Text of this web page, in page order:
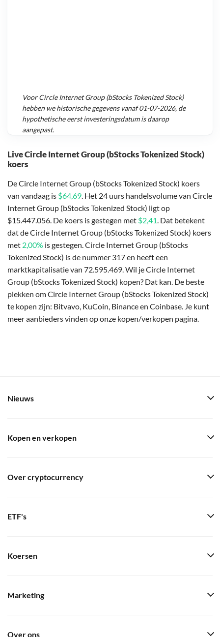
Live Circle Internet Group (bStocks Tokenized Stock)
koers
De Circle Internet Group (bStocks Tokenized Stock) koers
van vandaag is $64,69. Het 24 uurs handelsvolume van Circle
Internet Group (bStocks Tokenized Stock) ligt op
$15.447.056. De koers is gestegen met $2,41. Dat betekent
dat de Circle Internet Group (bStocks Tokenized Stock) koers
met 2,00% is gestegen. Circle Internet Group (bStocks
Tokenized Stock) is de nummer 317 en heeft een
marktkapitalisatie van 72.595.469. Wil je Circle Internet
Group (bStocks Tokenized Stock) kopen? Dat kan. De beste
plekken om Circle Internet Group (bStocks Tokenized Stock)
te kopen zijn: Bitvavo, KuCoin, Binance en Coinbase. Je kunt
meer aanbieders vinden op onze kopen/verkopen pagina.
VoorCircle Internet Group (bStocks Tokenized Stock)
hebben we historische gegevens vanaf01-07-2026, de
hypothetische eerst investeringsdatum is daarop
aangepast.
Nieuws
Kopen en verkopen
Over cryptocurrency
ETF's
Koersen
Marketing
Over ons